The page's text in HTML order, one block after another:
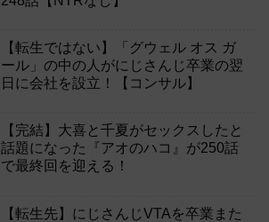
【転生ではない】「グウェル オス ガ
ール」の中の人がにじさんじ卒業の翌
日に会社を設立！【コンサル】
【完結】大喜と千夏がセックスしたと
話題になった『アオのハコ』が250話
で最終回を迎える！
【転生先】にじさんじVTAを卒業また